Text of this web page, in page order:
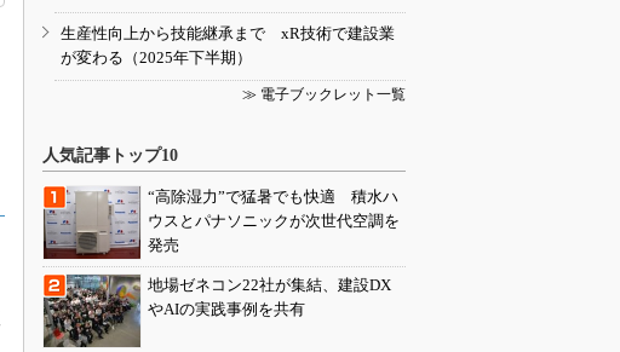
生産性向上から技能継承まで xR技術で建設業
が変わる（2025年下半期）
≫ 電子ブックレット一覧
人気記事トップ10
“高除湿力”で猛暑でも快適 積水ハ
ウスとパナソニックが次世代空調を
発売
地場ゼネコン22社が集結、建設DX
やAIの実践事例を共有